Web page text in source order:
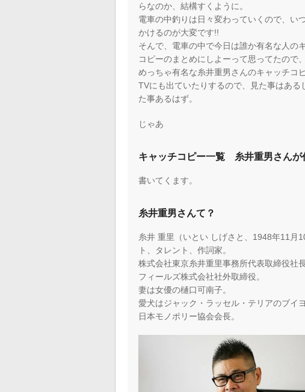
らなのか、結構すくように。
電車の中釣りは日々変わっていくので、い
かけるのが大変です!!
そんで、電車の中で今日は誰か有名な人の
コピーのまとめにしよーって思ってたので、
めっちゃ有名な糸井重男さんのキャッチコ
TVにも出ていたりするので、見た事はあ
た事あるはず。
じゃあ
キャッチコピー一覧 糸井重男さんが
書いてくます。
糸井重男さんて？
糸井 重里（いとい しげさと、1948年11月
ト、タレント、作詞家。
株式会社東京糸井重里事務所代表取締役社長
フィールズ株式会社社外取締役。
妻は女優の樋口可南子。
愛犬はジャック・ラッセル・テリアのブイヨ
日本モノポリー協会会長。